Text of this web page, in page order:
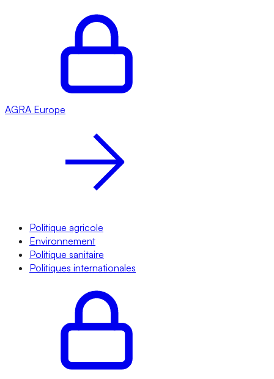
AGRA Europe
Politique agricole
Environnement
Politique sanitaire
Politiques internationales